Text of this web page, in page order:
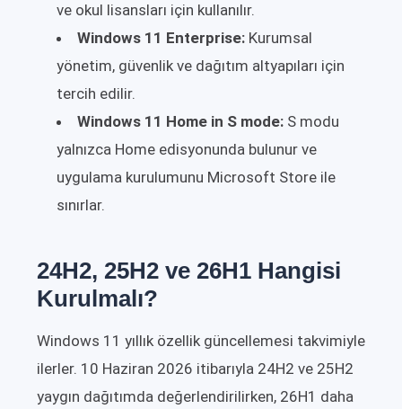
ve okul lisansları için kullanılır.
Windows 11 Enterprise: Kurumsal
yönetim, güvenlik ve dağıtım altyapıları için
tercih edilir.
Windows 11 Home in S mode: S modu
yalnızca Home edisyonunda bulunur ve
uygulama kurulumunu Microsoft Store ile
sınırlar.
24H2, 25H2 ve 26H1 Hangisi
Kurulmalı?
Windows 11 yıllık özellik güncellemesi takvimiyle
ilerler. 10 Haziran 2026 itibarıyla 24H2 ve 25H2
yaygın dağıtımda değerlendirilirken, 26H1 daha